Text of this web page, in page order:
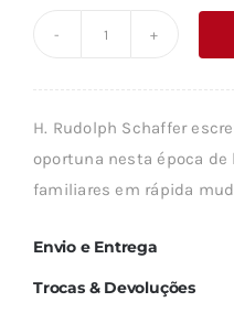
é:
CRIANÇAS
H. Rudolph Schaffer
oportuna nesta época
familiares em rápida
Envio e Entrega
Trocas & Devoluções